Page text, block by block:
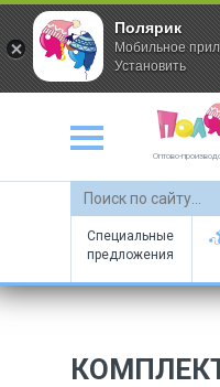
Оптово-
Специальные
предложения
Полярик
Мобильное
Установить